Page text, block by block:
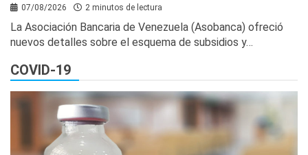
07/08/2026 2 minutos de lectura
La Asociación Bancaria de Venezuela (Asobanca) ofreció
nuevos detalles sobre el esquema de subsidios y…
COVID-19